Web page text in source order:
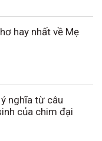
hay nhất về Mẹ
nghĩa từ câu
của chim đại